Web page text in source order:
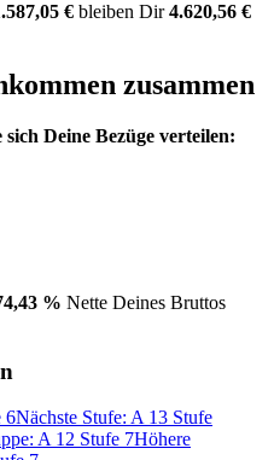
€ bleiben Dir4.620,56 €
zusammen
Deine Bezüge verteilen:
% Nette Deines Bruttos
6Nächste Stufe: A 13 Stufe
A 12 Stufe 7Höhere